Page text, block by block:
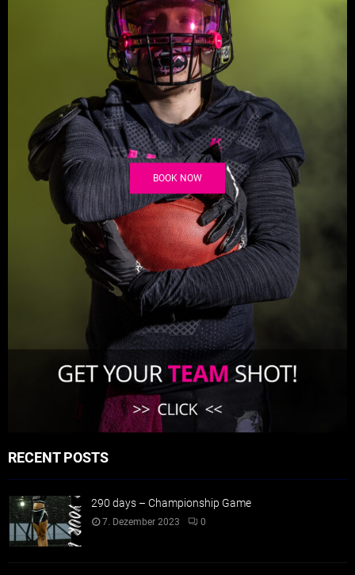
BOOK NOW
RECENT POSTS
290 days – Championship Game
7. Dezember 2023 0